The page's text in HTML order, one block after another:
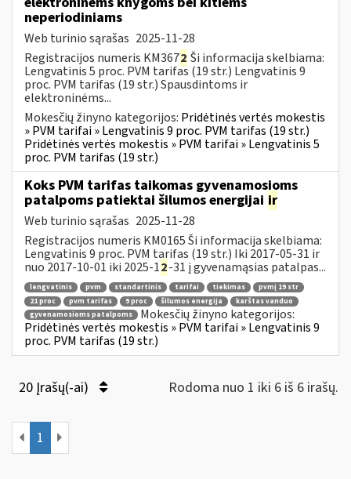
neperiodiniams
Web turinio sąrašas 2025-11-28
Registracijos numeris KM3672 Ši informacija skelbiama:
Lengvatinis 5 proc. PVM tarifas (19 str.) Lengvatinis 9
proc. PVM tarifas (19 str.) Spausdintoms ir
elektroninėms...
Mokesčių žinyno kategorijos: Pridėtinės vertės mokestis
» PVM tarifai » Lengvatinis 9 proc. PVM tarifas (19 str.)
Pridėtinės vertės mokestis » PVM tarifai » Lengvatinis 5
proc. PVM tarifas (19 str.)
Koks PVM tarifas taikomas gyvenamosioms
patalpoms patiektai šilumos energijai ir
Web turinio sąrašas 2025-11-28
Registracijos numeris KM0165 Ši informacija skelbiama:
Lengvatinis 9 proc. PVM tarifas (19 str.) Iki 2017-05-31 ir
nuo 2017-10-01 iki 2025-12-31 į gyvenamąsias patalpas...
lengvatinis pvm standartinis tarifai tiekimas
pvmį 19 str
21 proc
pvm tarifas 9 proc šilumos energija
karštas vanduo
gyvenamosioms patalpoms
Mokesčių žinyno kategorijos:
Pridėtinės vertės mokestis » PVM tarifai » Lengvatinis 9
proc. PVM tarifas (19 str.)
20 Įrašų(-ai) Rodoma nuo 1 iki 6 iš 6 irašų.
1